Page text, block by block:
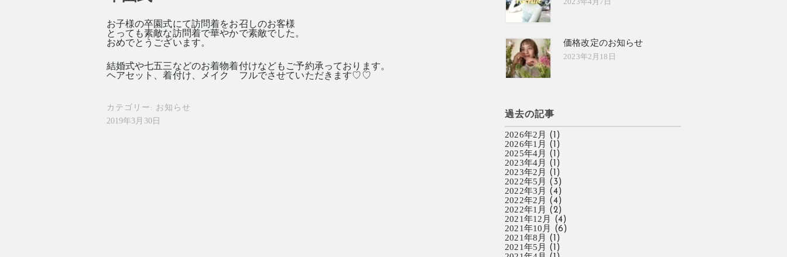
お子様の卒園式にて訪問着をお召しのお客様
とっても素敵な訪問着で華やかで素敵でした。
おめでとうございます。
結婚式や七五三などのお着物着付けなどもご予約承っております。
ヘアセット、着付け、メイク フルでさせていただきます♡♡
カテゴリー: お知らせ
2019年3月30日
価格改定のお知らせ
2023年2月18日
過去の記事
2026年2月 (1)
2026年1月 (1)
2025年4月 (1)
2023年4月 (1)
2023年2月 (1)
2022年5月 (3)
2022年3月 (4)
2022年2月 (4)
2022年1月 (2)
2021年12月 (4)
2021年10月 (6)
2021年8月 (1)
2021年5月 (1)